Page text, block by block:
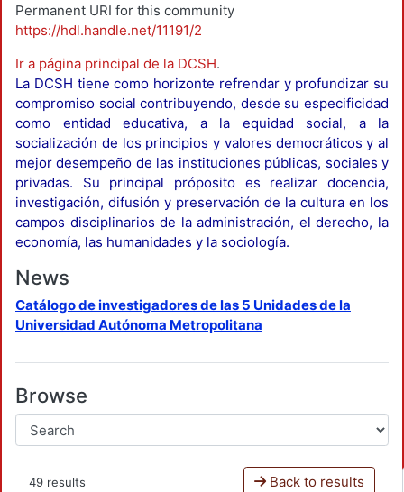
Permanent URI for this community
https://hdl.handle.net/11191/2
Ir a página principal de la DCSH.
La DCSH tiene como horizonte refrendar y profundizar su
compromiso social contribuyendo, desde su especificidad
como entidad educativa, a la equidad social, a la
socialización de los principios y valores democráticos y al
mejor desempeño de las instituciones públicas, sociales y
privadas. Su principal próposito es realizar docencia,
investigación, difusión y preservación de la cultura en los
campos disciplinarios de la administración, el derecho, la
economía, las humanidades y la sociología.
News
Catálogo de investigadores de las 5 Unidades de la
Universidad Autónoma Metropolitana
Browse
49 results Back to results